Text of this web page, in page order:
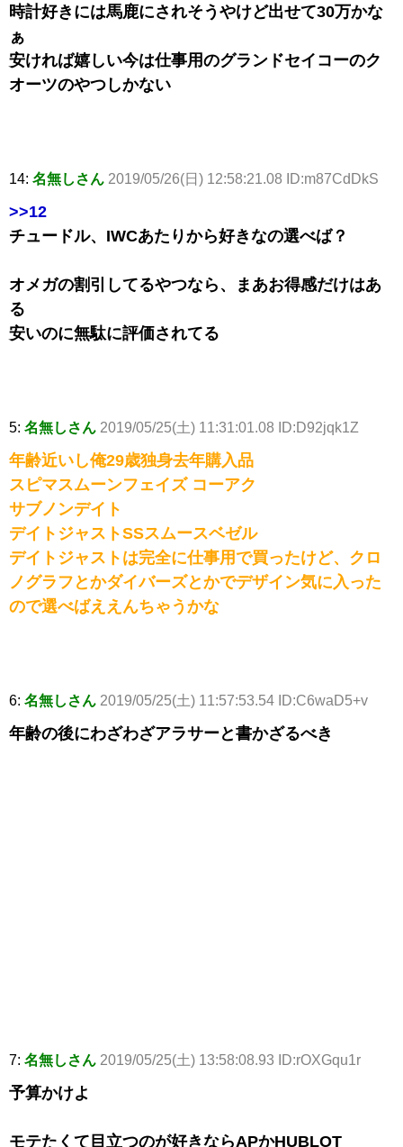
時計好きには馬鹿にされそうやけど出せて30万かな
ぁ
安ければ嬉しい今は仕事用のグランドセイコーのク
オーツのやつしかない
14: 名無しさん 2019/05/26(日) 12:58:21.08 ID:m87CdDkS
>>12
チュードル、IWCあたりから好きなの選べば？
オメガの割引してるやつなら、まあお得感だけはあ
る
安いのに無駄に評価されてる
5: 名無しさん 2019/05/25(土) 11:31:01.08 ID:D92jqk1Z
年齢近いし俺29歳独身去年購入品
スピマスムーンフェイズ コーアク
サブノンデイト
デイトジャストSSスムースベゼル
デイトジャストは完全に仕事用で買ったけど、クロ
ノグラフとかダイバーズとかでデザイン気に入った
ので選べばええんちゃうかな
6: 名無しさん 2019/05/25(土) 11:57:53.54 ID:C6waD5+v
年齢の後にわざわざアラサーと書かざるべき
7: 名無しさん 2019/05/25(土) 13:58:08.93 ID:rOXGqu1r
予算かけよ
モテたくて目立つのが好きならAPかHUBLOT